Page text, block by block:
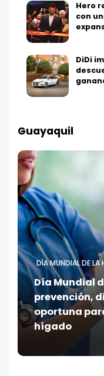
Hero
con
DiDi
Guayaquil
DÍA MUNDIAL DE LA
Día Mundial
prevención,
oportuna
hígado